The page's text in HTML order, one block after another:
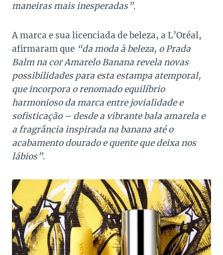
maneiras mais inesperadas”.
A marca e sua licenciada de beleza, a L’Oréal,
afirmaram que “da moda à beleza, o Prada
Balm na cor Amarelo Banana revela novas
possibilidades para esta estampa atemporal,
que incorpora o renomado equilíbrio
harmonioso da marca entre jovialidade e
sofisticação – desde a vibrante bala amarela e
a fragrância inspirada na banana até o
acabamento dourado e quente que deixa nos
lábios”.